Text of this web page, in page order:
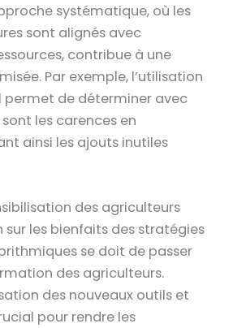
systématique, où les
sont alignés avec
contribue à une
Par exemple, l’utilisation
permet de déterminer avec
les carences en
ainsi les ajouts inutiles
des agriculteurs
les bienfaits des stratégies
se doit de passer
des agriculteurs.
des nouveaux outils et
pour rendre les